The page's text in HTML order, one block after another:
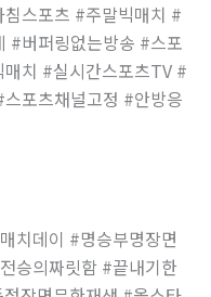
스포츠 #주말빅매치 #
#버퍼링없는방송 #스포
치 #실시간스포츠TV #
포츠채널고정 #안방응
치데이 #명승부명장면
승의짜릿함 #끝내기한